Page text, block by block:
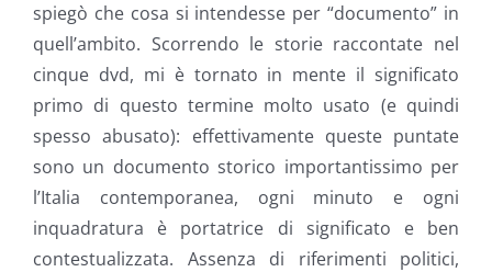
spiegò che cosa si intendesse per “documento” in
quell’ambito. Scorrendo le storie raccontate nel
cinque dvd, mi è tornato in mente il significato
primo di questo termine molto usato (e quindi
spesso abusato): effettivamente queste puntate
sono un documento storico importantissimo per
l’Italia contemporanea, ogni minuto e ogni
inquadratura è portatrice di significato e ben
contestualizzata. Assenza di riferimenti politici,